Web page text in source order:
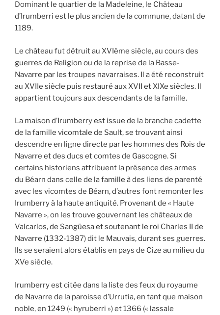
Dominant le quartier de la Madeleine, le Château
d’Irumberri est le plus ancien de la commune, datant de
1189.
Le château fut détruit au XVIème siècle, au cours des
guerres de Religion ou de la reprise de la Basse-
Navarre par les troupes navarraises. Il a été reconstruit
au XVIIe siècle puis restauré aux XVII et XIXe siècles. Il
appartient toujours aux descendants de la famille.
La maison d’Irumberry est issue de la branche cadette
de la famille vicomtale de Sault, se trouvant ainsi
descendre en ligne directe par les hommes des Rois de
Navarre et des ducs et comtes de Gascogne. Si
certains historiens attribuent la présence des armes
du Béarn dans celle de la famille à des liens de parenté
avec les vicomtes de Béarn, d’autres font remonter les
Irumberry à la haute antiquité. Provenant de « Haute
Navarre », on les trouve gouvernant les châteaux de
Valcarlos, de Sangüesa et soutenant le roi Charles II de
Navarre (1332-1387) dit le Mauvais, durant ses guerres.
Ils se seraient alors établis en pays de Cize au milieu du
XVe siècle.
Irumberry est citée dans la liste des feux du royaume
de Navarre de la paroisse d’Urrutia, en tant que maison
noble, en 1249 (« hyruberri ») et 1366 (« lassale